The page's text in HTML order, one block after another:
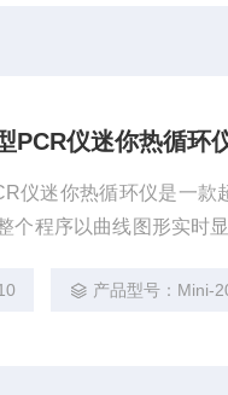
PCR仪迷你热循环
仪迷你热循环仪是一
个程序以曲线图形实时
产品型号：Mini-